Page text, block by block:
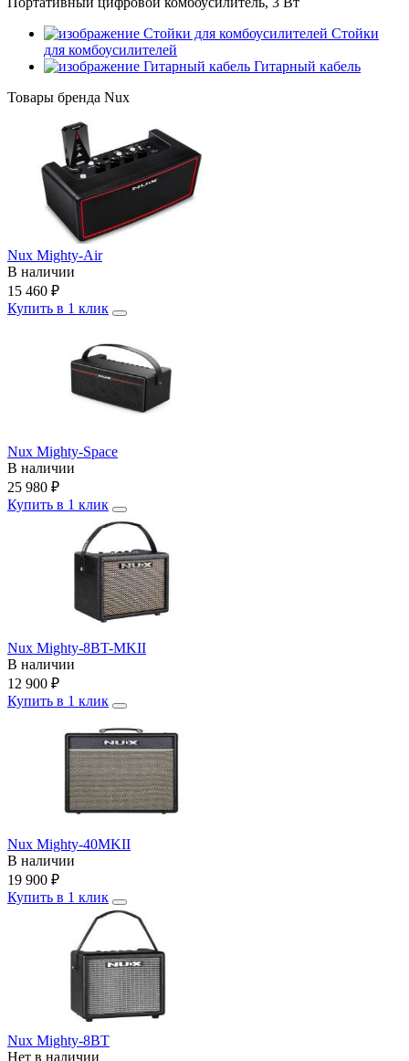
Стойки
для комбоусилителей
Гитарный кабель
Товары бренда Nux
Nux Mighty-Air
В наличии
15 460 ₽
Купить в 1 клик
Nux Mighty-Space
В наличии
25 980 ₽
Купить в 1 клик
Nux Mighty-8BT-MKII
В наличии
12 900 ₽
Купить в 1 клик
Nux Mighty-40MKII
В наличии
19 900 ₽
Купить в 1 клик
Nux Mighty-8BT
Нет в наличии